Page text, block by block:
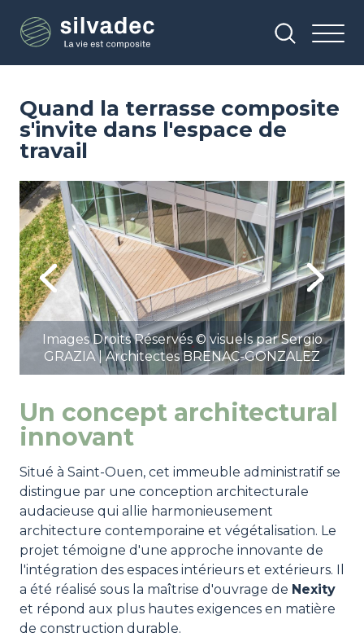
contenu
Quand la terrasse composite
s'invite dans l'espace de
travail
Previous
Image
Images Droits Réservés © visuels par Sergio
GRAZIA | Architectes BRENAC-GONZALEZ
Next
Un concept architectural
innovant
Situé à Saint-Ouen, cet immeuble administratif se
distingue par une conception architecturale
audacieuse qui allie harmonieusement
architecture contemporaine et végétalisation. Le
projet témoigne d'une approche innovante de
l'intégration des espaces intérieurs et extérieurs. Il
a été réalisé sous la maîtrise d'ouvrage de Nexity
et répond aux plus hautes exigences en matière
de construction durable.